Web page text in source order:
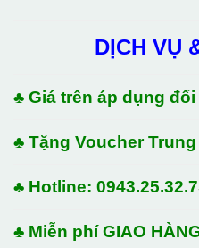
2.700.000₫.là:
DỊCH VỤ
♣ Giá trên áp dụng đổi
♣ Tặng Voucher
♣ Hotline:
♣ Miễn phí GIAO